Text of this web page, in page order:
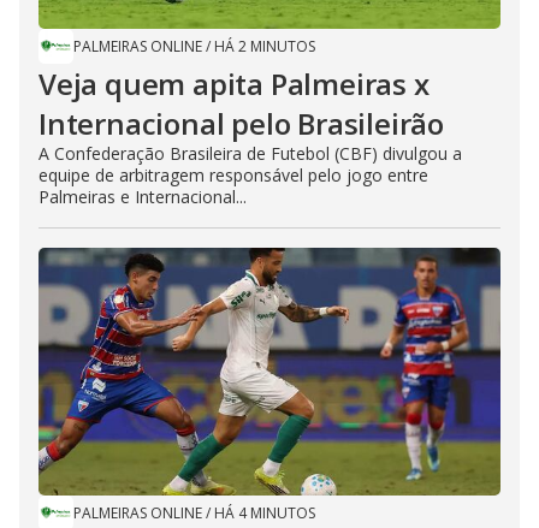
PALMEIRAS ONLINE/ HÁ 2 MINUTOS
Veja quem apita Palmeiras x
Internacional pelo Brasileirão
A Confederação Brasileira de Futebol (CBF) divulgou a
equipe de arbitragem responsável pelo jogo entre
Palmeiras e Internacional...
PALMEIRAS ONLINE/ HÁ 4 MINUTOS